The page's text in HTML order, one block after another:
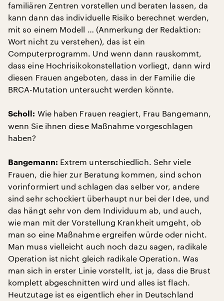
familiären Zentren vorstellen und beraten lassen, da
kann dann das individuelle Risiko berechnet werden,
mit so einem Modell … (Anmerkung der Redaktion:
Wort nicht zu verstehen), das ist ein
Computerprogramm. Und wenn dann rauskommt,
dass eine Hochrisikokonstellation vorliegt, dann wird
diesen Frauen angeboten, dass in der Familie die
BRCA-Mutation untersucht werden könnte.
Scholl: Wie haben Frauen reagiert, Frau Bangemann,
wenn Sie ihnen diese Maßnahme vorgeschlagen
haben?
Bangemann: Extrem unterschiedlich. Sehr viele
Frauen, die hier zur Beratung kommen, sind schon
vorinformiert und schlagen das selber vor, andere
sind sehr schockiert überhaupt nur bei der Idee, und
das hängt sehr von dem Individuum ab, und auch,
wie man mit der Vorstellung Krankheit umgeht, ob
man so eine Maßnahme ergreifen würde oder nicht.
Man muss vielleicht auch noch dazu sagen, radikale
Operation ist nicht gleich radikale Operation. Was
man sich in erster Linie vorstellt, ist ja, dass die Brust
komplett abgeschnitten wird und alles ist flach.
Heutzutage ist es eigentlich eher in Deutschland